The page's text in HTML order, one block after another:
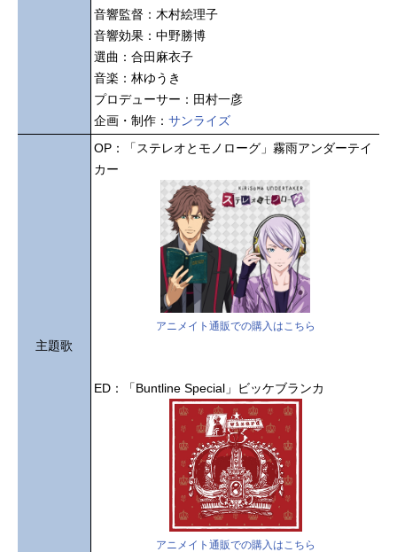
音響監督：木村絵理子
音響効果：中野勝博
選曲：合田麻衣子
音楽：林ゆうき
プロデューサー：田村一彦
企画・制作： サンライズ
主題歌
OP：「ステレオとモノローグ」霧雨アンダーテイ
カー
アニメイト通販での購入はこちら
ED：「Buntline Special」ビッケブランカ
アニメイト通販での購入はこちら